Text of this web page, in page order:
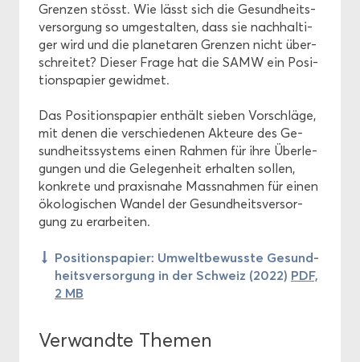
Gren­zen stösst. Wie lässt sich die Ge­sund­heits­
ver­sor­gung so um­ge­stal­ten, dass sie nach­hal­ti­
ger wird und die pla­ne­ta­ren Gren­zen nicht über­
schrei­tet? Die­ser Frage hat die SAMW ein Po­si­
ti­ons­pa­pier ge­wid­met.
Das Po­si­ti­ons­pa­pier ent­hält sie­ben Vor­schlä­ge,
mit denen die ver­schie­de­nen Ak­teu­re des Ge­
sund­heits­sys­tems einen Rah­men für ihre Über­le­
gun­gen und die Ge­le­gen­heit er­hal­ten sol­len,
kon­kre­te und pra­xis­na­he Mass­nah­men für einen
öko­lo­gi­schen Wan­del der Ge­sund­heits­ver­sor­
gung zu er­ar­bei­ten.
Po­si­ti­ons­pa­pier: Um­welt­be­wuss­te Ge­sund­
heits­ver­sor­gung in der Schweiz (2022) PDF,
2 MB
Ver­wand­te The­men